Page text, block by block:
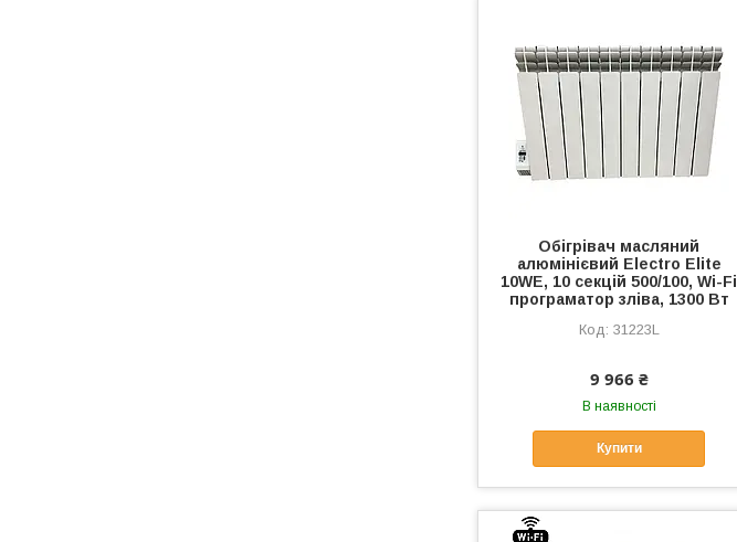
Обігрівач масляний
алюмінієвий Electro Elite
10WE, 10 секцій 500/100, Wi-Fi
програматор зліва, 1300 Вт
31223L
9 966 ₴
В наявності
Купити